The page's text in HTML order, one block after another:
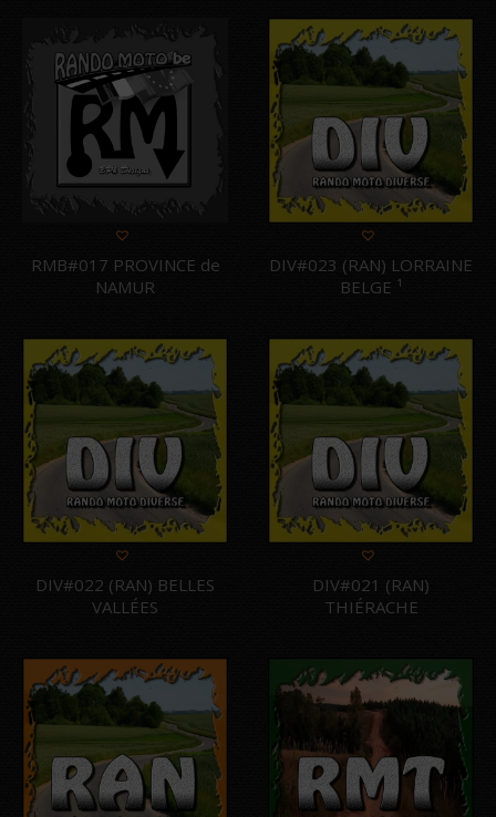
RMB#017 PROVINCE de
NAMUR
DIV#023 (RAN) LORRAINE
BELGE ¹
DIV#022 (RAN) BELLES
VALLÉES
DIV#021 (RAN)
THIÉRACHE